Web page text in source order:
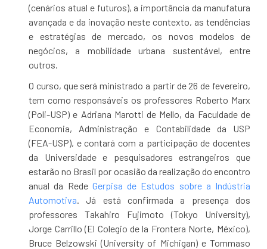
(cenários atual e futuros), a importância da manufatura
avançada e da inovação neste contexto, as tendências
e estratégias de mercado, os novos modelos de
negócios, a mobilidade urbana sustentável, entre
outros.
O curso, que será ministrado a partir de 26 de fevereiro,
tem como responsáveis os professores Roberto Marx
(Poli-USP) e Adriana Marotti de Mello, da Faculdade de
Economia, Administração e Contabilidade da USP
(FEA-USP), e contará com a participação de docentes
da Universidade e pesquisadores estrangeiros que
estarão no Brasil por ocasião da realização do encontro
anual da Rede Gerpisa de Estudos sobre a Indústria
Automotiva. Já está confirmada a presença dos
professores Takahiro Fujimoto (Tokyo University),
Jorge Carrillo (El Colegio de la Frontera Norte, México),
Bruce Belzowski (University of Michigan) e Tommaso